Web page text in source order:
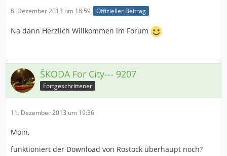
8. Dezember 2013 um 18:59 Offizieller Beitrag
Na dann Herzlich Willkommen im Forum
ŠKODA For City--- 9207
Fortgeschrittener
11. Dezember 2013 um 19:36
Moin,
funktioniert der Download von Rostock überhaupt noch?